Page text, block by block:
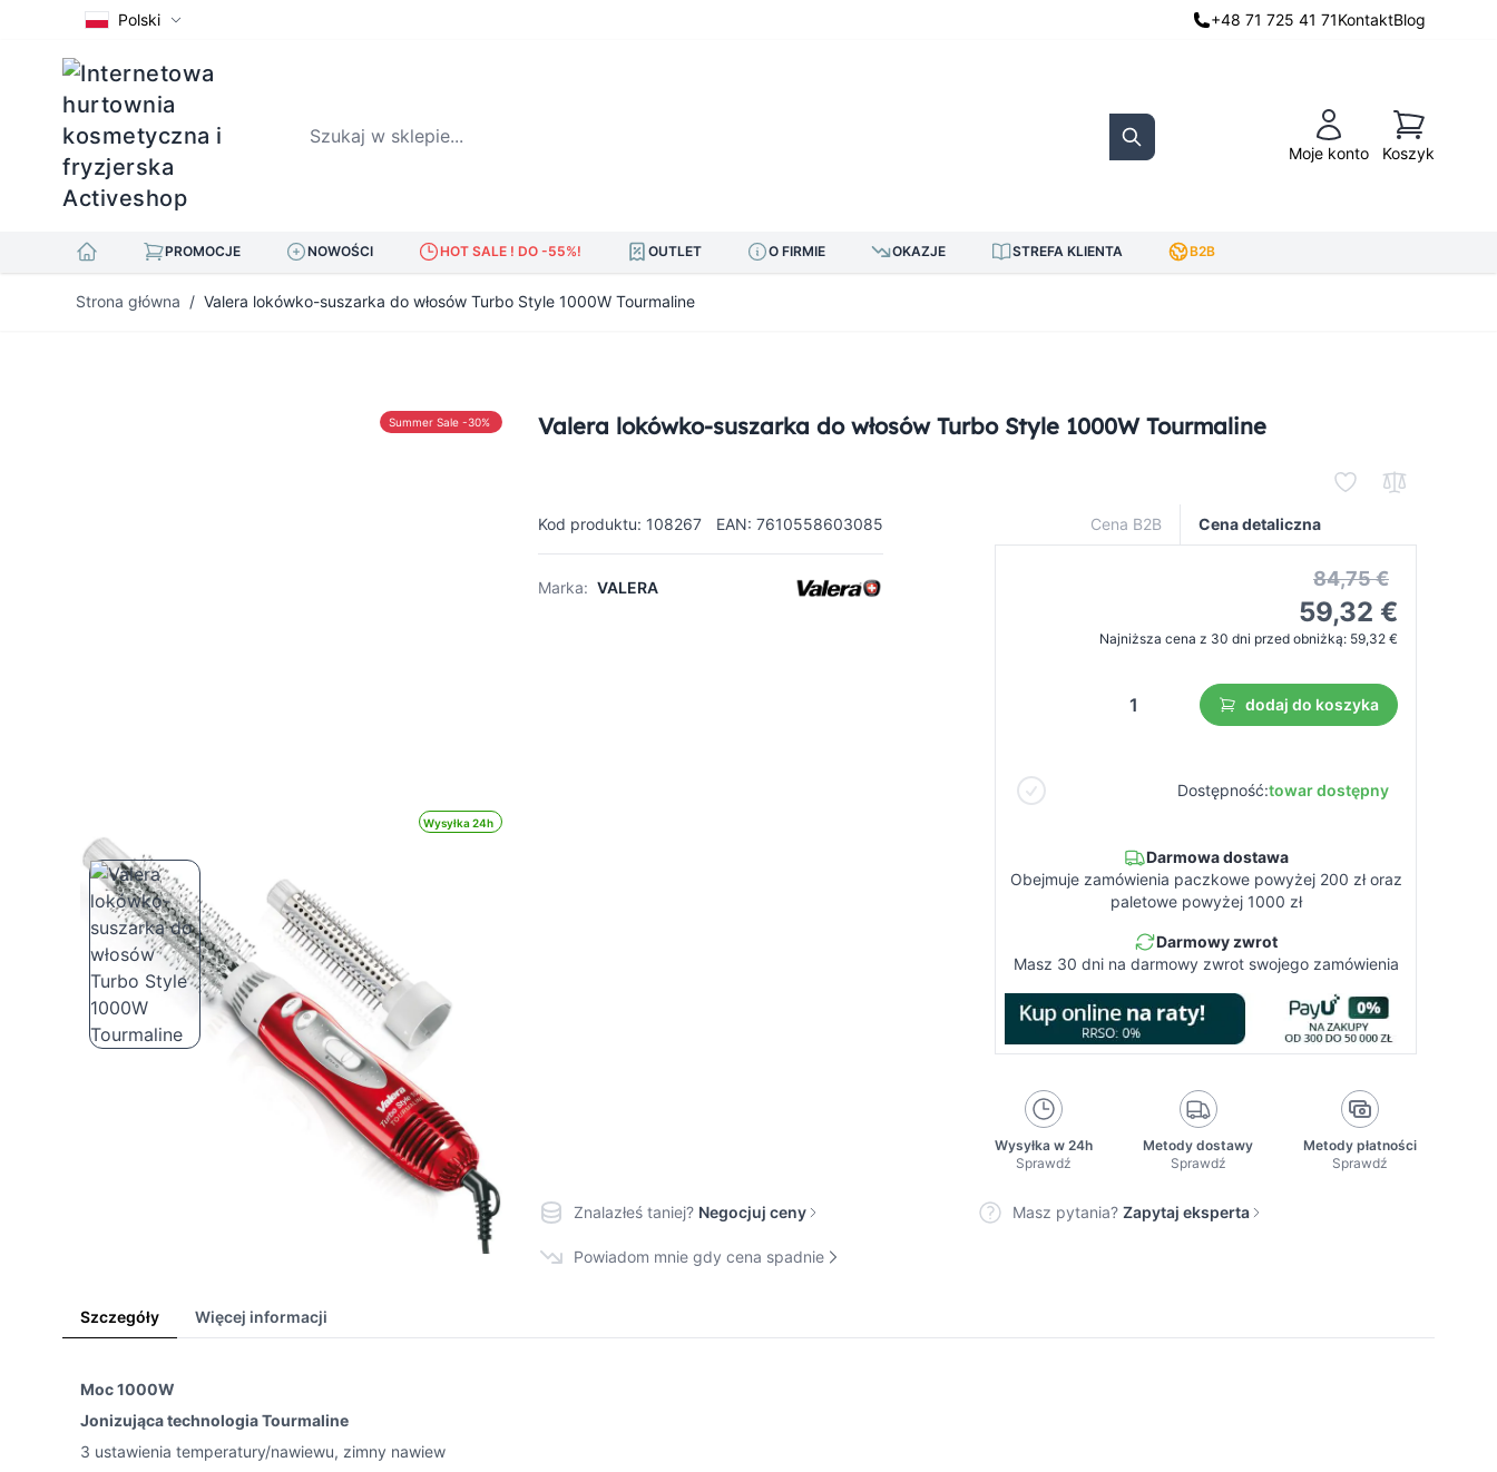
Polski +48 71 725 41 71KontaktBlog
Szukaj w sklepie...
Search Moje konto
Koszyk
Koszyk
PROMOCJE NOWOŚCI HOT SALE ! DO -55%! OUTLET O FIRMIE OKAZJE STREFA KLIENTA B2B
Strona główna / Valera lokówko-suszarka do włosów Turbo Style 1000W Tourmaline
Wysyłka 24h
Summer Sale -30% Valera lokówko-suszarka do włosów Turbo Style 1000W Tourmaline
Kod produktu: 108267 EAN: 7610558603085
Marka: VALERA
Cena B2B Cena detaliczna
84,75 €
59,32 €
Najniższa cena z 30 dni przed obniżką: 59,32 €
dodaj do koszyka
Dostępność:towar dostępny
Darmowa dostawa
Obejmuje zamówienia paczkowe powyżej 200 zł oraz
paletowe powyżej 1000 zł
Darmowy zwrot
Masz 30 dni na darmowy zwrot swojego zamówienia
Wysyłka w 24h
Sprawdź
Metody dostawy
Sprawdź
Metody płatności
Sprawdź
Znalazłeś taniej? Negocjuj ceny Masz pytania? Zapytaj eksperta
Powiadom mnie gdy cena spadnie
Szczegóły Więcej informacji
Moc 1000W
Jonizująca technologia Tourmaline
3 ustawienia temperatury/nawiewu, zimny nawiew